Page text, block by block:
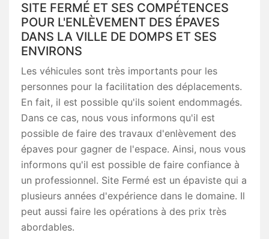
SITE FERMÉ ET SES COMPÉTENCES
POUR L'ENLÈVEMENT DES ÉPAVES
DANS LA VILLE DE DOMPS ET SES
ENVIRONS
Les véhicules sont très importants pour les
personnes pour la facilitation des déplacements.
En fait, il est possible qu'ils soient endommagés.
Dans ce cas, nous vous informons qu'il est
possible de faire des travaux d'enlèvement des
épaves pour gagner de l'espace. Ainsi, nous vous
informons qu'il est possible de faire confiance à
un professionnel. Site Fermé est un épaviste qui a
plusieurs années d'expérience dans le domaine. Il
peut aussi faire les opérations à des prix très
abordables.